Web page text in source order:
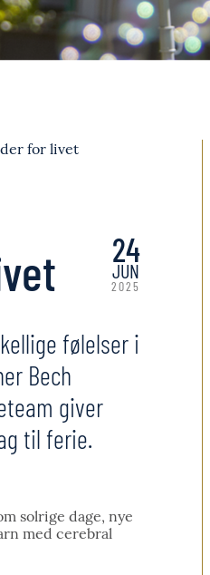
for livet
24
JUN
2025
følelser i
Bech
giver
til ferie.
solrige dage, nye
med cerebral